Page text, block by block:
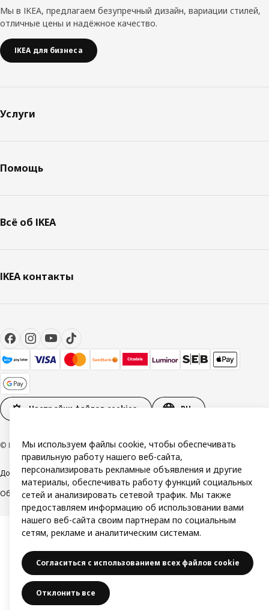
Мы в IKEA, предлагаем безупречный дизайн, вариации стилей,
отличные цены и надёжное качество.
IKEA для бизнеса
Услуги
Помощь
Всё об IKEA
IKEA контакты
Настройки файлов cookies RU
© Inter IKEA Systems B.V. 1999-2026
ДоступностьПолитика конфиденциальности и использования cookie
Общие условияСвяжитесь с нами
Мы используем файлы cookie, чтобы обеспечивать
правильную работу нашего веб-сайта,
персонализировать рекламные объявления и другие
материалы, обеспечивать работу функций социальных
сетей и анализировать сетевой трафик. Мы также
предоставляем информацию об использовании вами
нашего веб-сайта своим партнерам по социальным
сетям, рекламе и аналитическим системам.
Согласиться с использованием всех файлов cookie
Отклонить все